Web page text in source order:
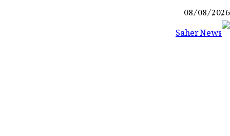
Skip
to
08/08/2026